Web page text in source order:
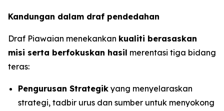
Kandungan dalam draf pendedahan
Draf Piawaian menekankan kualiti berasaskan
misi serta berfokuskan hasil merentasi tiga bidang
teras:
Pengurusan Strategik yang menyelaraskan
strategi, tadbir urus dan sumber untuk menyokong